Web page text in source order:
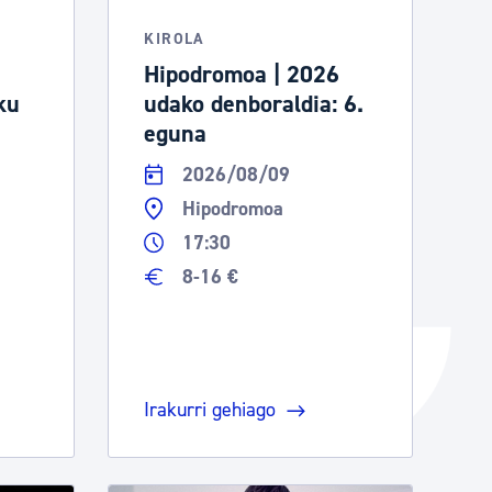
Izapideen katalogoa
Tramitaziorako laguntza
KIROLA
Hipodromoa | 2026
udako denboraldia: 6.
eguna
2026/08/09
Hipodromoa
17:30
8-16 €
Irakurri gehiago